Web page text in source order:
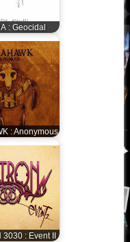
: Geocidal
: Anonymous
3030 : Event II